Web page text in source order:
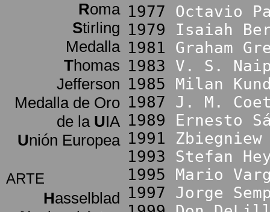
Roma
Stirling
Medalla
Thomas
Jefferson
Medalla de Oro
de la UIA
Unión Europea
ARTE
Hasselblad
1977 Octavio
1979 Isaiah
1981 Graham
1983 V. S.
1985 Milan
1987 J. M.
1989 Ernesto
1991
1993 Stefan
1995 Mario
1997 Jorge